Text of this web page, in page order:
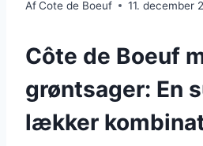
AfCote de Boeuf 11. december
Côte de Boeuf
grøntsager: En
lækker